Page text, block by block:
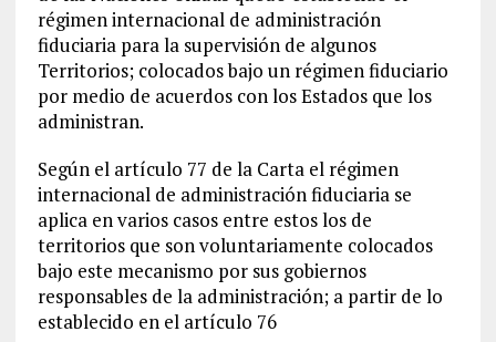
régimen internacional de administración
fiduciaria para la supervisión de algunos
Territorios; colocados bajo un régimen fiduciario
por medio de acuerdos con los Estados que los
administran.
Según el artículo 77 de la Carta el régimen
internacional de administración fiduciaria se
aplica en varios casos entre estos los de
territorios que son voluntariamente colocados
bajo este mecanismo por sus gobiernos
responsables de la administración; a partir de lo
establecido en el artículo 76